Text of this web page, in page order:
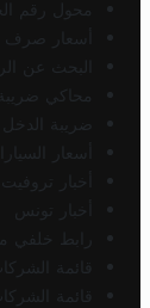
محول رقم
أسعار صرف
البحث عن
محاكي
ضريبة
أسعار
أخبار تروفيت
أخبار تونس
رابط خلفي
قائمة
قائمة